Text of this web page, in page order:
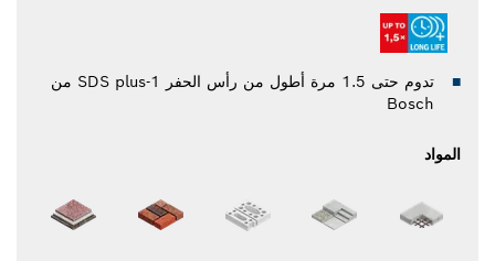
تدوم حتى 1.5 مرة أطول من رأس الحفر SDS plus-1 من
Bosch
المواد